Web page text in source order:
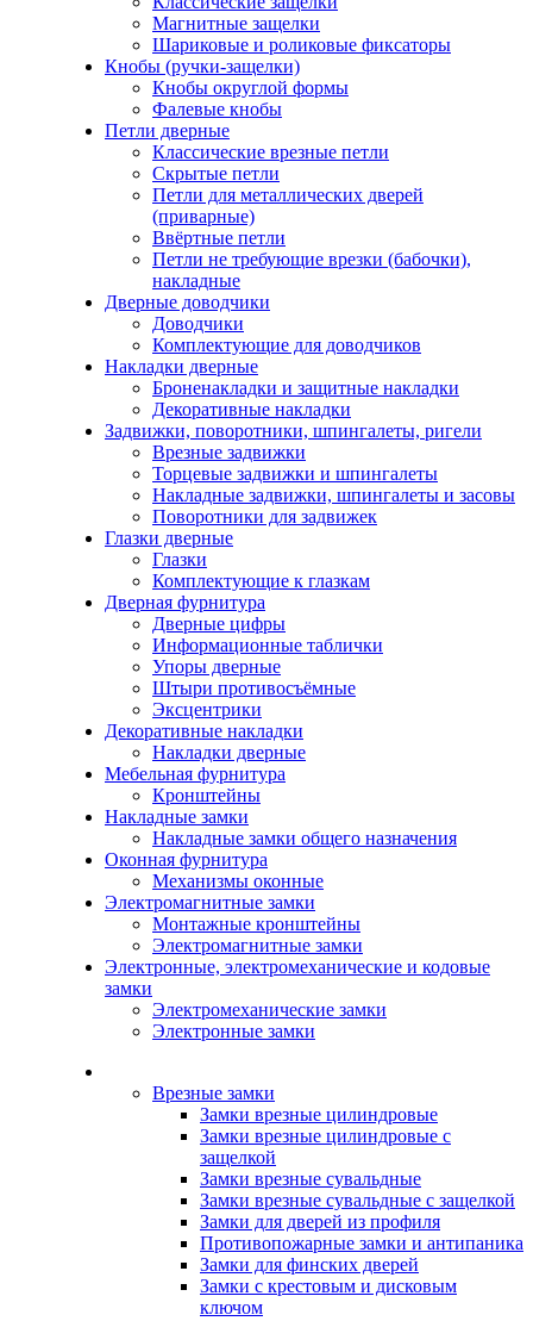
Магнитные защелки
Шариковые и роликовые фиксаторы
Кнобы (ручки-защелки)
Кнобы округлой формы
Фалевые кнобы
Петли дверные
Классические врезные петли
Скрытые петли
Петли для металлических дверей
(приварные)
Ввёртные петли
Петли не требующие врезки (бабочки),
накладные
Дверные доводчики
Доводчики
Комплектующие для доводчиков
Накладки дверные
Броненакладки и защитные накладки
Декоративные накладки
Задвижки, поворотники, шпингалеты, ригели
Врезные задвижки
Торцевые задвижки и шпингалеты
Накладные задвижки, шпингалеты и засовы
Поворотники для задвижек
Глазки дверные
Глазки
Комплектующие к глазкам
Дверная фурнитура
Дверные цифры
Информационные таблички
Упоры дверные
Штыри противосъёмные
Эксцентрики
Декоративные накладки
Накладки дверные
Мебельная фурнитура
Кронштейны
Накладные замки
Накладные замки общего назначения
Оконная фурнитура
Механизмы оконные
Электромагнитные замки
Монтажные кронштейны
Электромагнитные замки
Электронные, электромеханические и кодовые
замки
Электромеханические замки
Электронные замки
Врезные замки
Замки врезные цилиндровые
Замки врезные цилиндровые с
защелкой
Замки врезные сувальдные
Замки врезные сувальдные с защелкой
Замки для дверей из профиля
Противопожарные замки и антипаника
Замки для финских дверей
Замки с крестовым и дисковым
ключом